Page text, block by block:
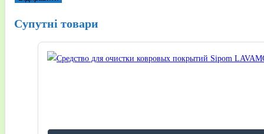
Супутні товари